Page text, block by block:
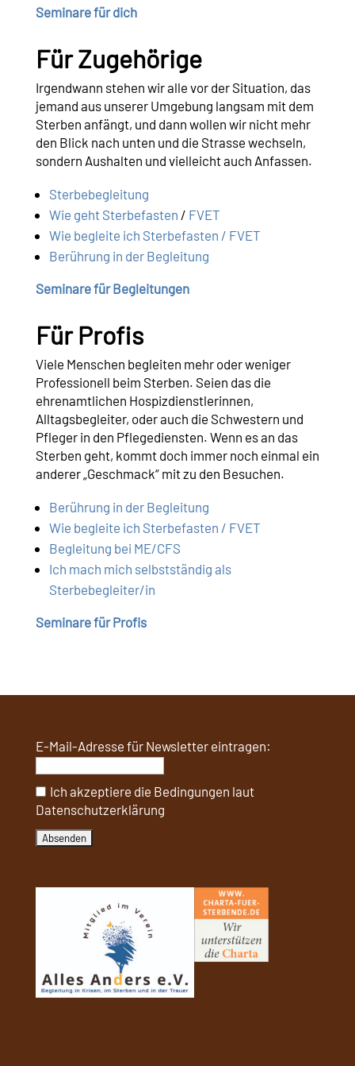
Seminare für dich
Für Zugehörige
Irgendwann stehen wir alle vor der Situation, das
jemand aus unserer Umgebung langsam mit dem
Sterben anfängt, und dann wollen wir nicht mehr
den Blick nach unten und die Strasse wechseln,
sondern Aushalten und vielleicht auch Anfassen.
Sterbebegleitung
Wie geht Sterbefasten / FVET
Wie begleite ich Sterbefasten / FVET
Berührung in der Begleitung
Seminare für Begleitungen
Für Profis
Viele Menschen begleiten mehr oder weniger
Professionell beim Sterben. Seien das die
ehrenamtlichen Hospizdienstlerinnen,
Alltagsbegleiter, oder auch die Schwestern und
Pfleger in den Pflegediensten. Wenn es an das
Sterben geht, kommt doch immer noch einmal ein
anderer „Geschmack“ mit zu den Besuchen.
Berührung in der Begleitung
Wie begleite ich Sterbefasten / FVET
Begleitung bei ME/CFS
Ich mach mich selbstständig als
Sterbebegleiter/in
Seminare für Profis
E-Mail-Adresse für Newsletter eintragen:
Ich akzeptiere die Bedingungen laut
Datenschutzerklärung